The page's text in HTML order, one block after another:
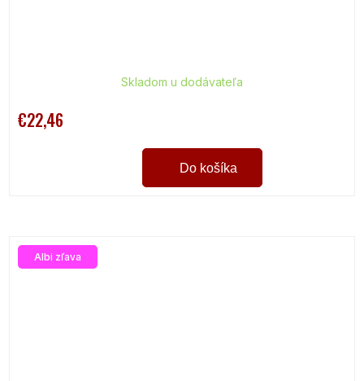
Skladom u dodávateľa
€22,46
Do košíka
Albi zľava